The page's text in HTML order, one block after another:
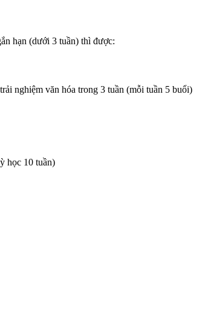
hạn (dưới 3 tuần) thì được:
nghiệm văn hóa trong 3 tuần (mỗi tuần 5 buổi)
học 10 tuần)